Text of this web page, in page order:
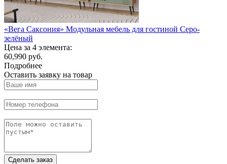
«Вега Саксония» Модульная мебель для гостиной Серо-
зелёный
Цена за 4 элемента:
60,990 руб.
Подробнее
Оставить заявку на товар
Сделать заказ